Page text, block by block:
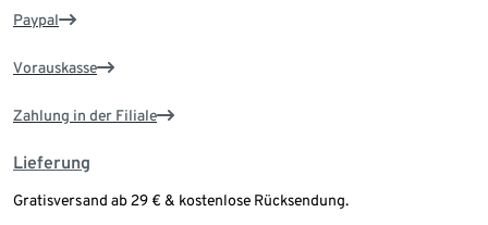
Paypal
Vorauskasse
Zahlung in der Filiale
Lieferung
Gratisversand ab 29 € & kostenlose Rücksendung.